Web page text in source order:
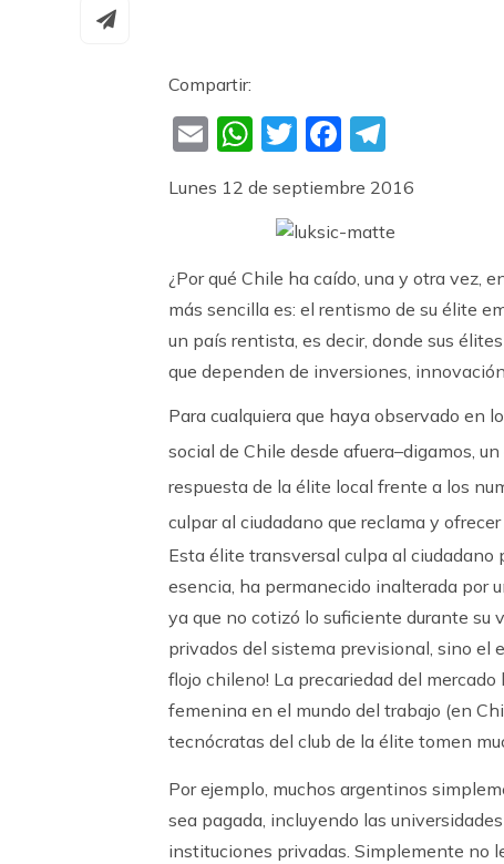
Compartir:
EmailWhatsApp
TwitterFacebook
Lunes 12 de septiembre 2016
¿Por qué Chile ha caído, una y otra vez,
más sencilla es: el rentismo de su élite
un país rentista, es decir, donde sus
que dependen de inversiones,
Para cualquiera que haya observado en
social de Chile desde afuera–digamos,
respuesta de la élite local frente a los
culpar al ciudadano que reclama y
Esta élite transversal culpa al
esencia, ha permanecido inalterada por
ya que no cotizó lo suficiente durante su
privados del sistema previsional, sino el
flojo chileno! La precariedad del
femenina en el mundo del trabajo (en
tecnócratas del club de la élite tomen
Por ejemplo, muchos argentinos
sea pagada, incluyendo las
instituciones privadas. Simplemente no